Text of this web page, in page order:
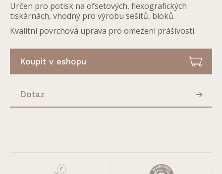
Určen pro potisk na ofsetových, flexografických
tiskárnách, vhodný pro výrobu sešitů, bloků.
Kvalitní povrchová uprava pro omezení prášivosti.
Koupit v eshopu
Dotaz